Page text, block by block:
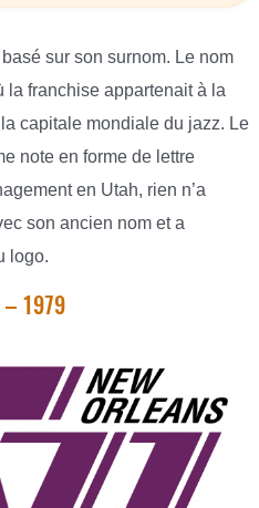
sur son surnom. Le nom
la franchise appartenait à la
capitale mondiale du jazz. Le
note en forme de lettre
en Utah, rien n’a
son ancien nom et a
logo.
– 1979